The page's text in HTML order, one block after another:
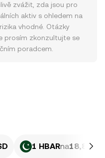
zvážit, zda jsou pro
aktiv s ohledem na
vhodné. Otázky
prosím zkonzultujte se
poradcem.
1 HBARna18,83